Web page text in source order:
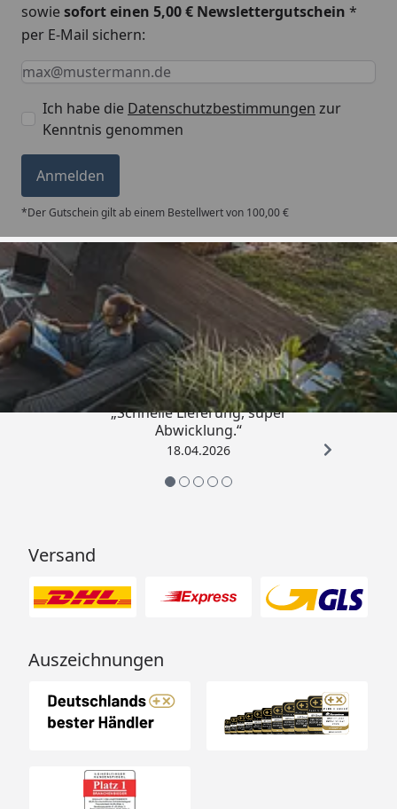
sowiesofort einen 5,00 € Newslettergutschein *
per E-Mail sichern:
Keine Eingabe erforderlich
Eingabe erforderlich
E-Mail *
Ich habe die Datenschutzbestimmungen zur
Kenntnis genommen
Anmelden
*Der Gutschein gilt ab einem Bestellwert von 100,00 €
Trusted Shops
5,00/ 5
„Schnelle Lieferung, super
Abwicklung.“
18.04.2026
Versand
Auszeichnungen